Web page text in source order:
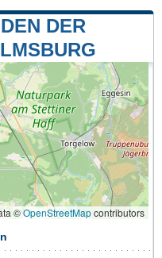
DER
©OpenStreetMapcontributors